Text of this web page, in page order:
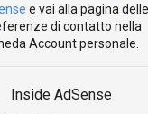
e vai alla pagina delle
di contatto nella
Account personale.
Inside AdSense